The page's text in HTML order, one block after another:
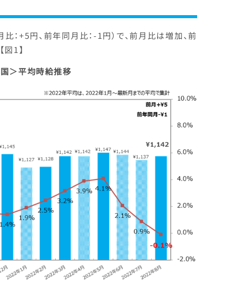
+5円、前年同月比：-1円）で、前月比は増加、前
1】
国＞平均時給推移